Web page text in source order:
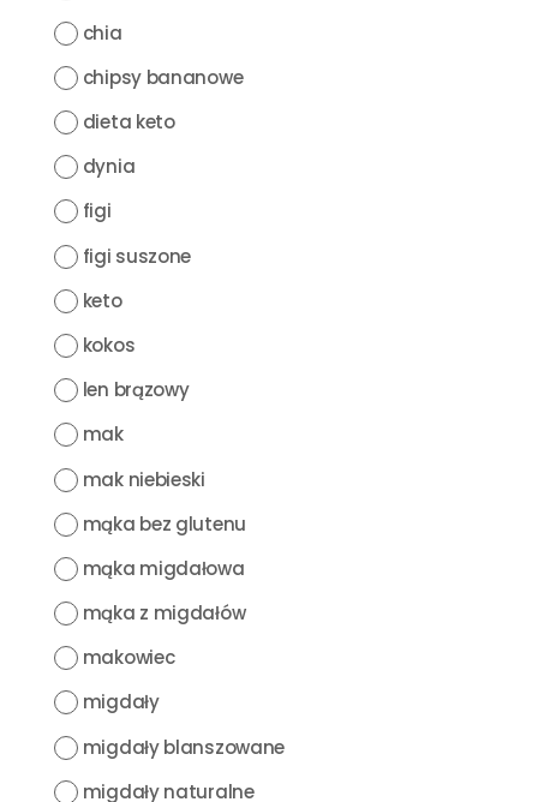
chia
chipsy bananowe
dieta keto
dynia
figi
figi suszone
keto
kokos
len brązowy
mak
mak niebieski
mąka bez glutenu
mąka migdałowa
mąka z migdałów
makowiec
migdały
migdały blanszowane
migdały naturalne